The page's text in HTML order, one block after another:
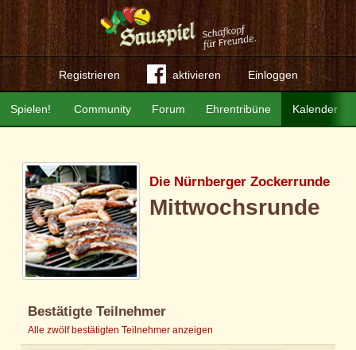
Registrieren aktivieren Einloggen
Community Forum Ehrentribüne Kalender
Spielen!
Die Nürnberger Zockerrunde
Mittwochsrunde
Bestätigte Teilnehmer
Alle zwölf bestätigten Teilnehmer anzeigen